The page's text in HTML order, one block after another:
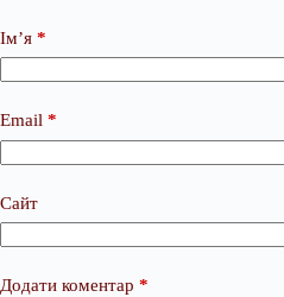
Ім’я *
Email *
Сайт
Додати коментар *